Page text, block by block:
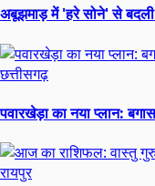
अबूझमाड़ में 'हरे सोने' से
छत्तीसगढ़
पवारखेड़ा का नया प्लान:
रायपुर